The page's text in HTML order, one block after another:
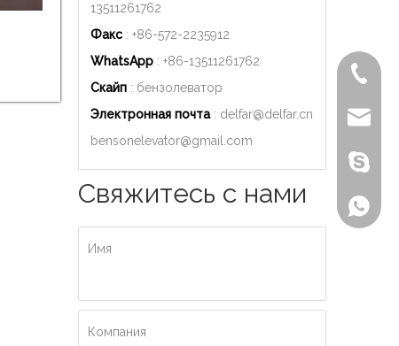
13511261762
Факс : +86-572-2235912
WhatsApp : +86-13511261762
Скайп : бензолеватор
Электронная почта: delfar@delfar.cn
bensonelevator@gmail.com
Свяжитесь с нами
Имя
Компания
+86-
+86-